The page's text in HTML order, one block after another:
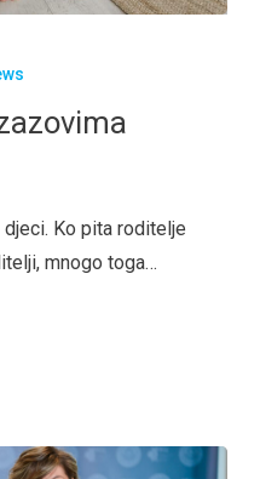
Ko pita roditelje
mnogo toga…